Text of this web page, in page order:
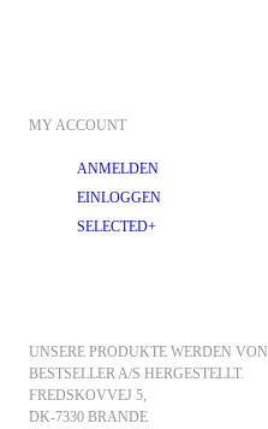
MY ACCOUNT
ANMELDEN
EINLOGGEN
SELECTED+
UNSERE PRODUKTE WERDEN VON
BESTSELLER A/S HERGESTELLT.
FREDSKOVVEJ 5,
DK-7330 BRANDE